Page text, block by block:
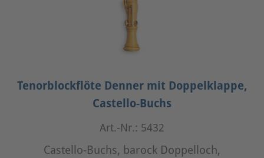
Tenorblockflöte Denner mit Doppelklappe,
Castello-Buchs
Art.-Nr.: 5432
Castello-Buchs, barock Doppelloch,